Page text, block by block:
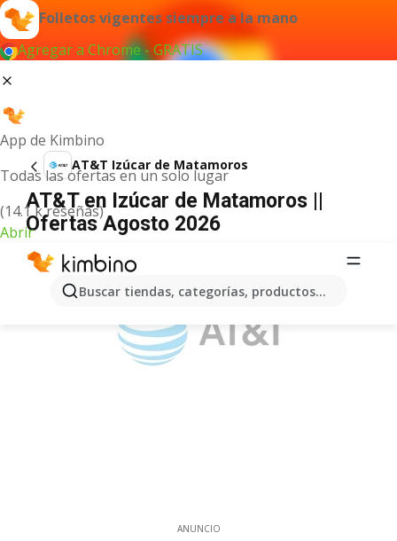
Folletos vigentes siempre a la mano
Agregar a Chrome - GRATIS
App de Kimbino
Todas las ofertas en un solo lugar
(14.1 k reseñas)
Abrir
Buscar tiendas, categorías, productos...
AT&T Izúcar de Matamoros
AT&T en Izúcar de Matamoros ||
Ofertas Agosto 2026
ANUNCIO